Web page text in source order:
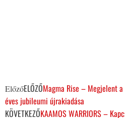
ElőzőELŐZŐMagma Rise – Megjelent
éves jubileumi újrakiadása
KÖVETKEZŐKAAMOS WARRIORS –